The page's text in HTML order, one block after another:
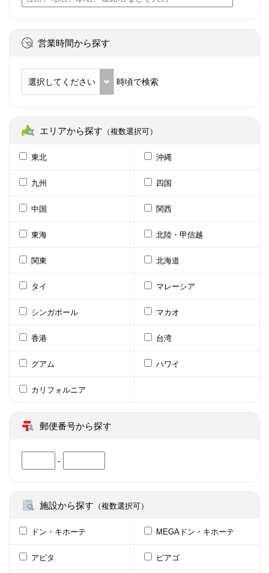
営業時間から探す
選択してください 時頃で検索
エリアから探す （複数選択可）
東北 沖縄
九州 四国
中国 関西
東海 北陸・甲信越
関東 北海道
タイ マレーシア
シンガポール マカオ
香港 台湾
グアム ハワイ
カリフォルニア
郵便番号から探す
-
施設から探す （複数選択可）
ドン・キホーテ MEGAドン・キホーテ
アピタ ピアゴ